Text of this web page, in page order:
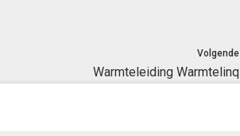
Volgende
Warmteleiding Warmtelinq